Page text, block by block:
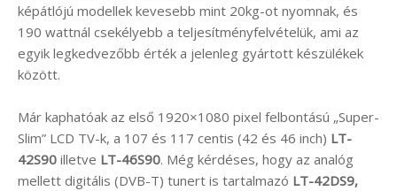
képátlójú modellek kevesebb mint 20kg-ot nyomnak, és
190 wattnál csekélyebb a teljesítményfelvételük, ami az
egyik legkedvezőbb érték a jelenleg gyártott készülékek
között.
Már kaphatóak az első 1920×1080 pixel felbontású „Super-
Slim” LCD TV-k, a 107 és 117 centis (42 és 46 inch) LT-
42S90 illetve LT-46S90. Még kérdéses, hogy az analóg
mellett digitális (DVB-T) tunert is tartalmazó LT-42DS9,